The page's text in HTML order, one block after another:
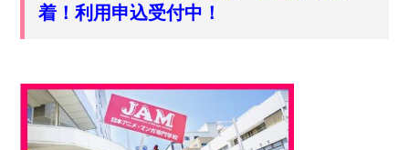
着！利用申込受付中！